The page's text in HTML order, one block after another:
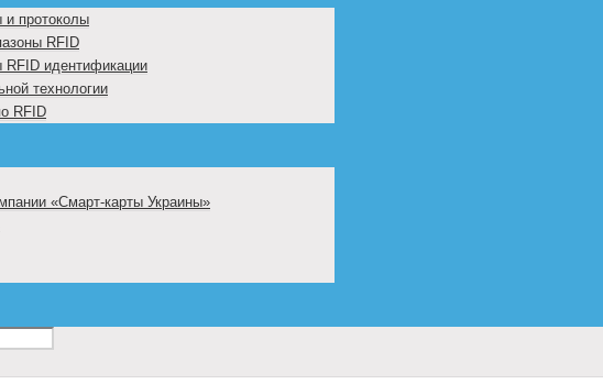
и протоколы
RFID
RFID идентификации
технологии
RFID
«Смарт-карты Украины»